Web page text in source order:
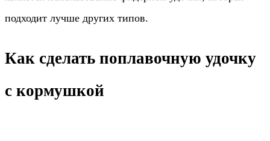
подходит лучше других типов.
Как сделать поплавочную удочку
с кормушкой